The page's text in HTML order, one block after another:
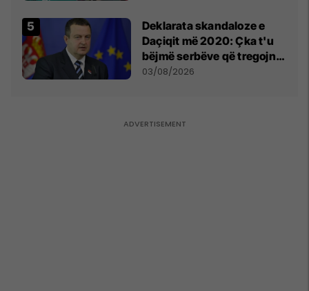
​Deklarata skandaloze e
Daçiqit më 2020: Çka t'u
bëjmë serbëve që tregojnë
ku janë varrosur shqiptarët
03/08/2026